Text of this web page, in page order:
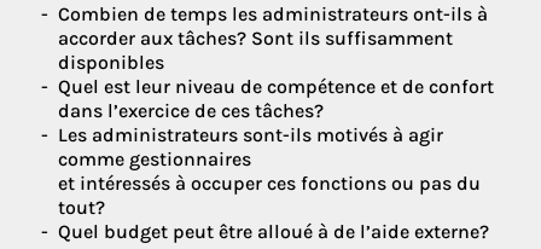
Combien de temps les administrateurs ont-ils à
accorder aux tâches? Sont ils suffisamment
disponibles
Quel est leur niveau de compétence et de confort
dans l’exercice de ces tâches?
Les administrateurs sont-ils motivés à agir
comme gestionnaires
et intéressés à occuper ces fonctions ou pas du
tout?
Quel budget peut être alloué à de l’aide externe?